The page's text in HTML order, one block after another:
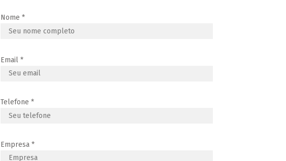
Nome *
Email *
Telefone *
Empresa *